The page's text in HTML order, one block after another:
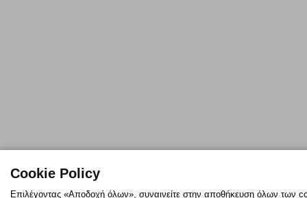
Cookie Policy
Επιλέγοντας «Αποδοχή όλων», συναινείτε στην αποθήκευση όλων των